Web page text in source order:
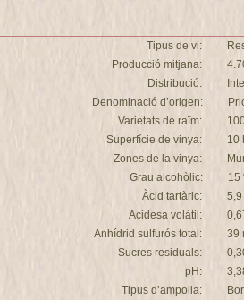
Tipus de vi:
Producció mitjana:
Distribució:
Denominació d’origen:
Varietats de raïm:
Superfície de vinya:
10
Zones de la vinya:
Grau alcohòlic:
15
Àcid tartàric:
5,9
Acidesa volàtil:
Anhídrid sulfurós total:
39
Sucres residuals:
pH:
Tipus d’ampolla: